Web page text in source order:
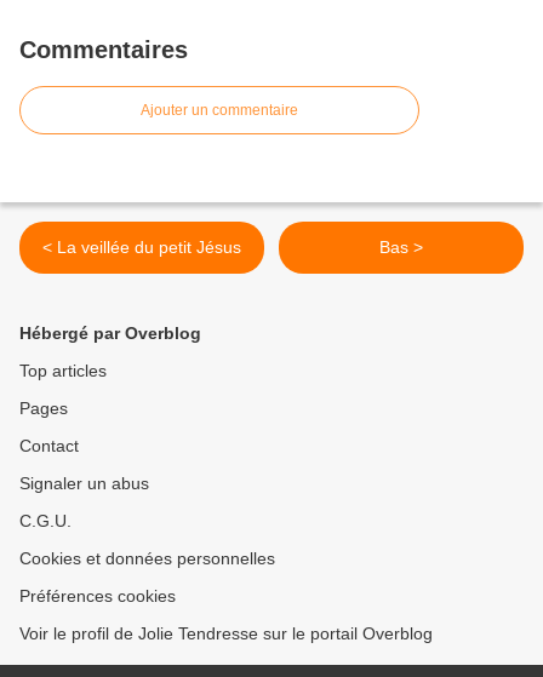
Commentaires
Ajouter un commentaire
< La veillée du petit Jésus Bas >
Hébergé par Overblog
Top articles
Pages
Contact
Signaler un abus
C.G.U.
Cookies et données personnelles
Préférences cookies
Voir le profil de Jolie Tendresse sur le portail Overblog